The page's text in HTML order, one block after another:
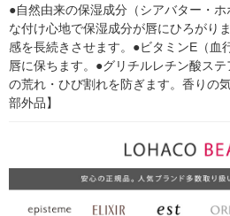
●自然由来の保湿成分（シアバター・
な付け心地で保湿成分が唇にひろがり
感を長続きさせます。●ビタミンE（血
唇に保ちます。●グリチルレチン酸ス
の荒れ・ひび割れを防ぎます。香りの
部外品】